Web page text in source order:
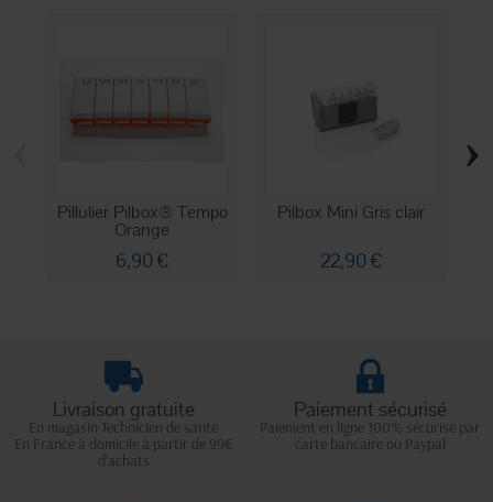
Pillulier Pilbox® Tempo
Orange
6,90 €
Pilbox Mini Gris clair
22,90 €
›
Livraison gratuite
En magasin Technicien de santé
En France à domicile à partir de 99€
d'achats
Paiement sécurisé
Paiement en ligne 100% sécurisé par
carte bancaire ou Paypal